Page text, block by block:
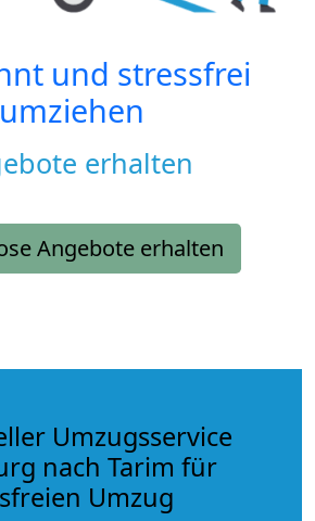
und stressfrei
umziehen
erhalten
Angebote erhalten
Umzugsservice
nach Tarim für
Umzug